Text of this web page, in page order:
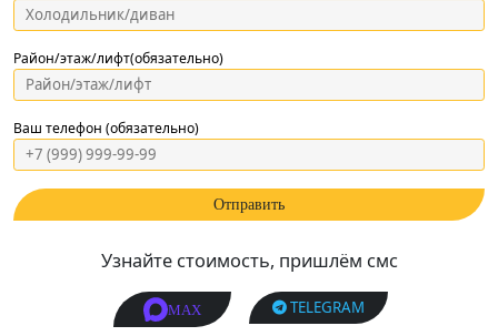
Район/этаж/лифт(обязательно)
Ваш телефон (обязательно)
Узнайте стоимость, пришлём смс
MAX TELEGRAM